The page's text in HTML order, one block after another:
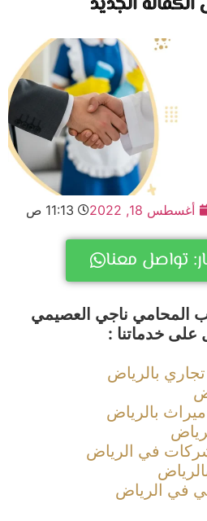
18, 2022 11:13 ص
معنا
ناجي العصيمي
خدماتنا :
بالرياض
بالرياض
في الرياض
الرياض